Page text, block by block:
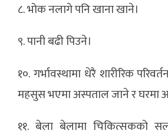
८. भोक नलागे पनि खाना खाने।
९. पानी बढी पिउने।
१०. गर्भावस्थामा धेरै शारीरिक
महसुस भएमा अस्पताल जाने र घरमा
११. बेला बेलामा चिकित्सकको